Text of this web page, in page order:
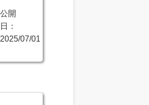
公開
日：
2025/07/01